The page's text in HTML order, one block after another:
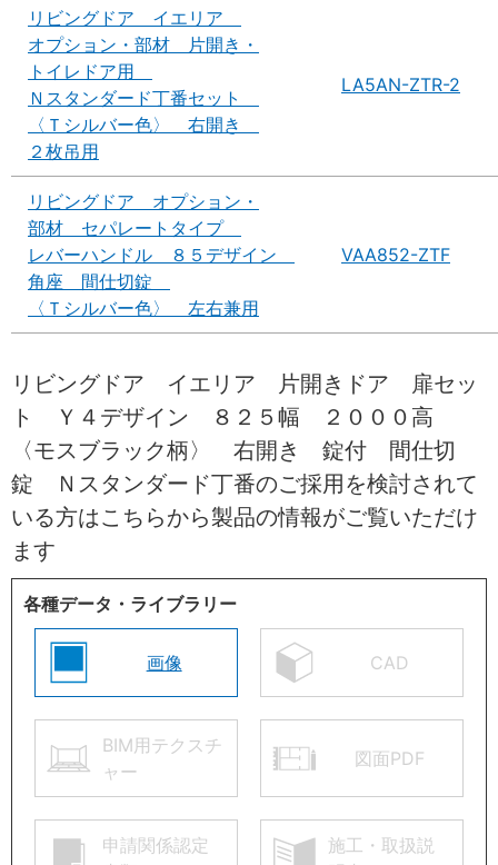
リビングドア イエリア
オプション・部材 片開き・
トイレドア用
Ｎスタンダード丁番セット
〈Ｔシルバー色〉 右開き
２枚吊用
LA5AN-ZTR-2
リビングドア オプション・
部材 セパレートタイプ
レバーハンドル ８５デザイン
角座 間仕切錠
〈Ｔシルバー色〉 左右兼用
VAA852-ZTF
リビングドア イエリア 片開きドア 扉セッ
ト Ｙ４デザイン ８２５幅 ２０００高
〈モスブラック柄〉 右開き 錠付 間仕切
錠 Ｎスタンダード丁番のご採用を検討されて
いる方はこちらから製品の情報がご覧いただけ
ます
各種データ・ライブラリー
画像 CAD
BIM用テクスチ
ャー
図面PDF
申請関係認定
施工・取扱説